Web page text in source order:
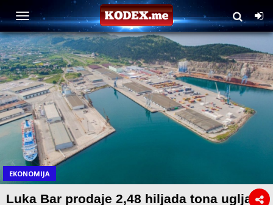
EKONOMIJA
Luka Bar prodaje 2,48 hiljada tona uglja